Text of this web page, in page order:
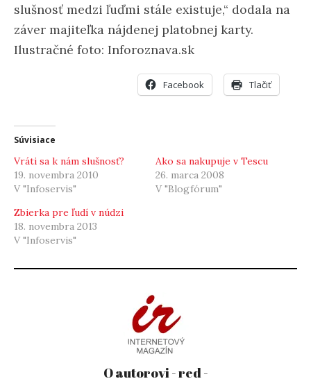
slušnosť medzi ľuďmi stále existuje,“ dodala na
záver majiteľka nájdenej platobnej karty.
Ilustračné foto: Inforoznava.sk
Facebook Tlačiť
Súvisiace
Vráti sa k nám slušnosť?
19. novembra 2010
V "Infoservis"
Ako sa nakupuje v Tescu
26. marca 2008
V "Blogfórum"
Zbierka pre ľudí v núdzi
18. novembra 2013
V "Infoservis"
O autorovi - red -